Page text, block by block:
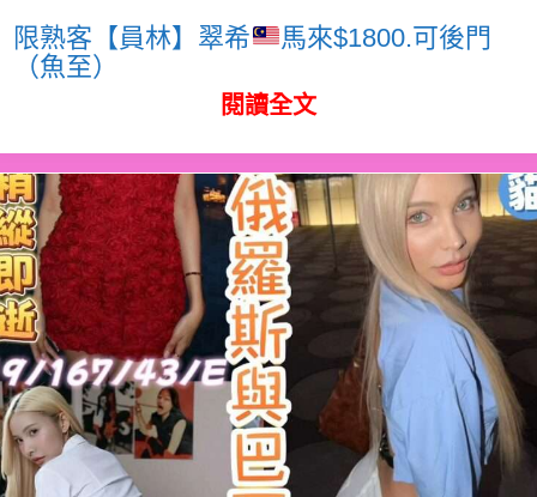
限熟客【員林】翠希
馬來$1800.可後門
（魚至）
閱讀全文